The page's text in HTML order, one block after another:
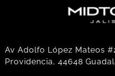
Av Adolfo López Mateos
Providencia, 44648